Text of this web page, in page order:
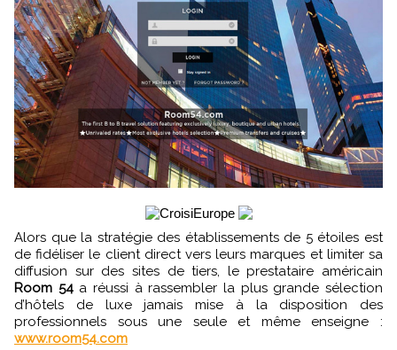
Alors que la stratégie des établissements de 5 étoiles est
de fidéliser le client direct vers leurs marques et limiter sa
diffusion sur des sites de tiers, le prestataire américain
Room 54a réussi à rassembler la plus grande sélection
d’hôtels de luxe jamais mise à la disposition des
professionnels sous une seule et même enseigne :
www.room54.com